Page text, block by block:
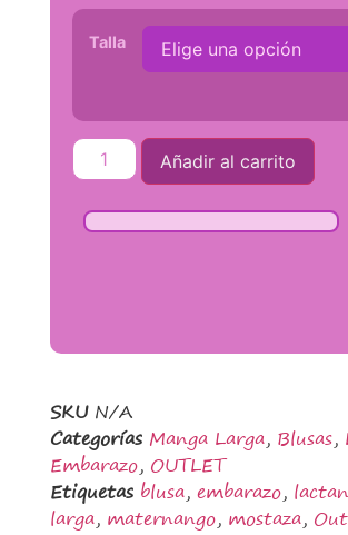
Talla
Añadir al carrito
SKU N/A
Categorías Manga Larga, Blusas,
Embarazo, OUTLET
Etiquetas blusa, embarazo,
larga, maternango, mostaza,